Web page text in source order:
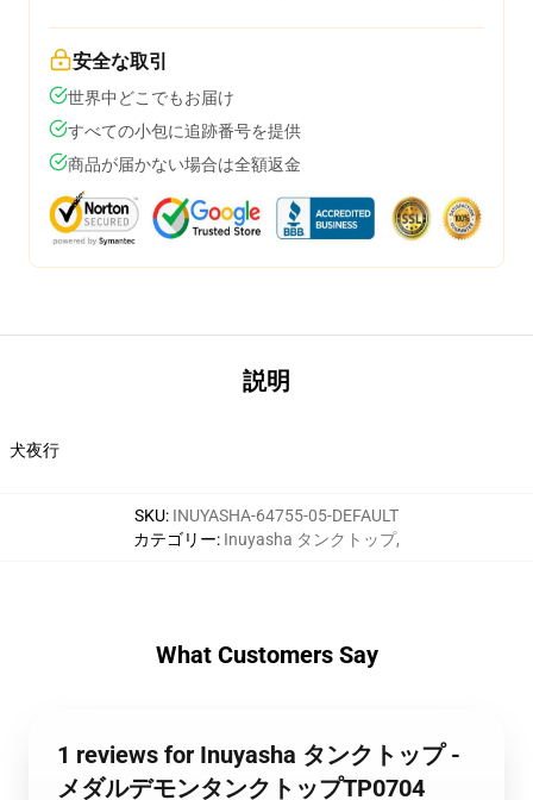
安全な取引
世界中どこでもお届け
すべての小包に追跡番号を提供
商品が届かない場合は全額返金
説明
犬夜行
SKU: INUYASHA-64755-05-DEFAULT
カテゴリー: Inuyasha タンクトップ,
What Customers Say
1 reviews for Inuyasha タンクトップ -
メダルデモンタンクトップTP0704